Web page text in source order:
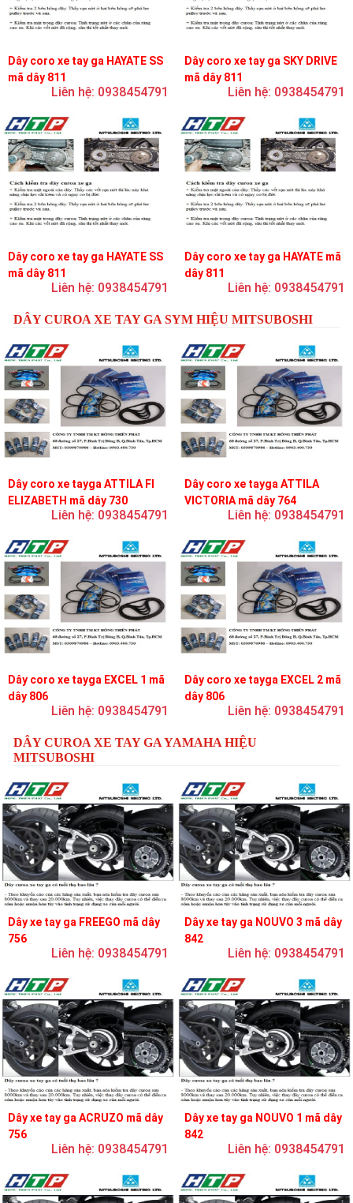
Dây coro xe tay ga HAYATE SS
mã dây 811
Liên hệ: 0938454791
Dây coro xe tay ga SKY DRIVE
mã dây 811
Liên hệ: 0938454791
Dây coro xe tay ga HAYATE SS
mã dây 811
Liên hệ: 0938454791
Dây coro xe tay ga HAYATE mã
dây 811
Liên hệ: 0938454791
DÂY CUROA XE TAY GA SYM HIỆU MITSUBOSHI
Dây coro xe tayga ATTILA FI
ELIZABETH mã dây 730
Liên hệ: 0938454791
Dây coro xe tayga ATTILA
VICTORIA mã dây 764
Liên hệ: 0938454791
Dây coro xe tayga EXCEL 1 mã
dây 806
Liên hệ: 0938454791
Dây coro xe tayga EXCEL 2 mã
dây 806
Liên hệ: 0938454791
DÂY CUROA XE TAY GA YAMAHA HIỆU
MITSUBOSHI
Dây xe tay ga FREEGO mã dây
756
Liên hệ: 0938454791
Dây xe tay ga NOUVO 3 mã dây
842
Liên hệ: 0938454791
Dây xe tay ga ACRUZO mã dây
756
Liên hệ: 0938454791
Dây xe tay ga NOUVO 1 mã dây
842
Liên hệ: 0938454791